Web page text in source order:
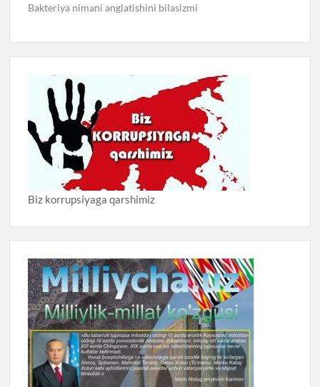
Bakteriya nimani anglatishini bilasizmi
Biz korrupsiyaga qarshimiz